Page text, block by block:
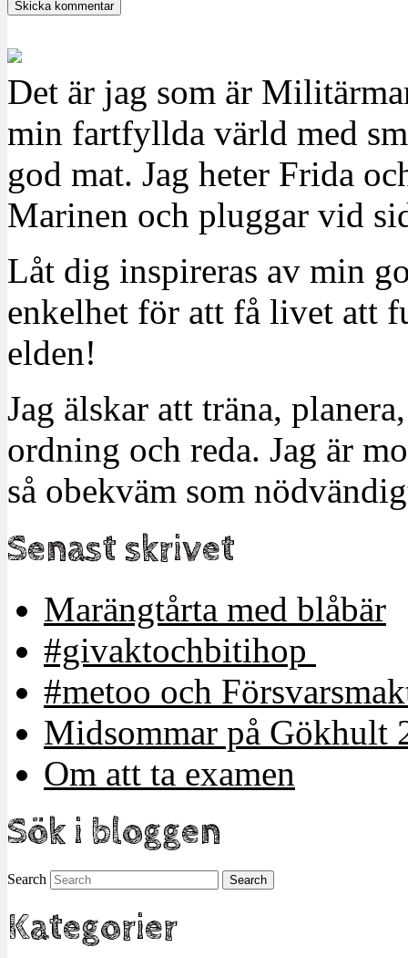
Det är jag som är
min fartfyllda värld med
god mat. Jag heter Frida
Marinen och pluggar vid
Låt dig inspireras av min
enkelhet för att få livet att
elden!
Jag älskar att träna,
ordning och reda. Jag är
så obekväm som
Senast skrivet
Marängtårta med blåbär
#givaktochbitihop
#metoo och
Midsommar på Gökhult
Om att ta examen
Sök i bloggen
Search
Kategorier